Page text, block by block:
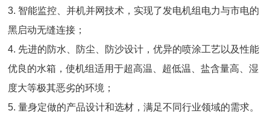
3. 智能监控、并机并网技术，实现了发电机组电力与市电的
黑启动无缝连接；
4. 先进的防水、防尘、防沙设计，优异的喷涂工艺以及性能
优良的水箱，使机组适用于超高温、超低温、盐含量高、湿
度大等极其恶劣的环境；
5. 量身定做的产品设计和选材，满足不同行业领域的需求。